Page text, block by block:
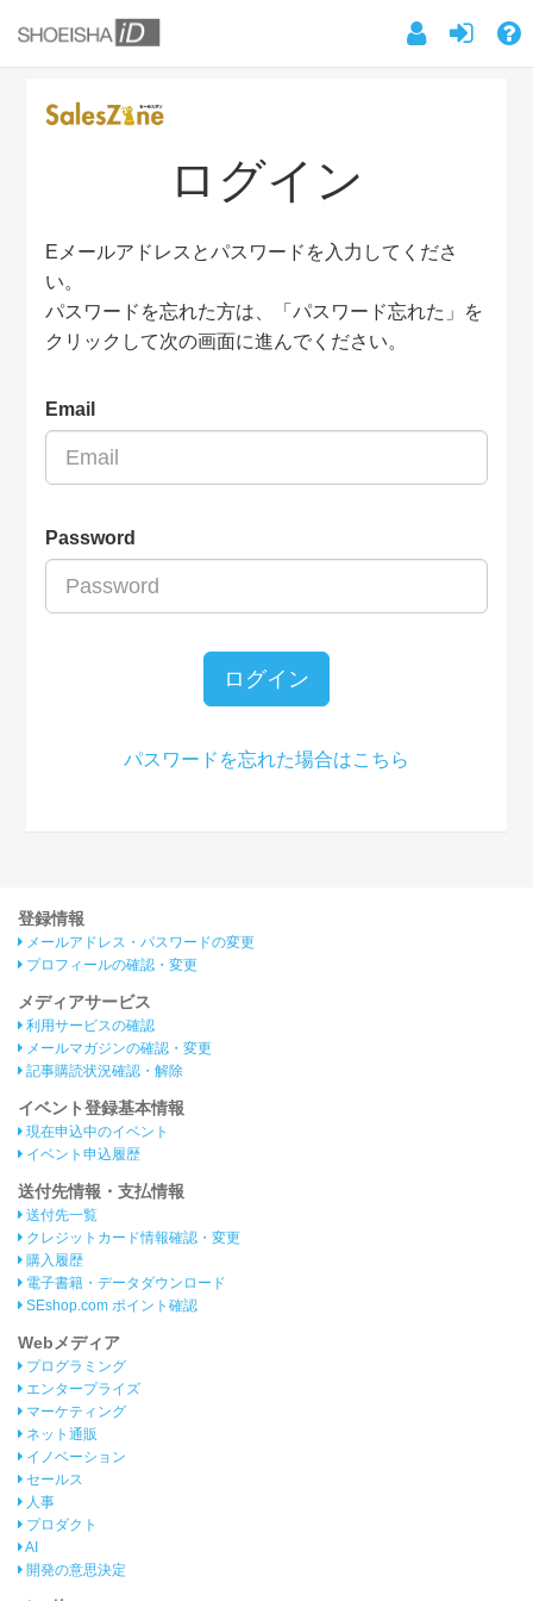
ログイン
Eメールアドレスとパスワードを入力してくださ
い。
パスワードを忘れた方は、「パスワード忘れた」を
クリックして次の画面に進んでください。
Email
Password
ログイン
パスワードを忘れた場合はこちら
登録情報
メールアドレス・パスワードの変更
プロフィールの確認・変更
メディアサービス
利用サービスの確認
メールマガジンの確認・変更
記事購読状況確認・解除
イベント登録基本情報
現在申込中のイベント
イベント申込履歴
送付先情報・支払情報
送付先一覧
クレジットカード情報確認・変更
購入履歴
電子書籍・データダウンロード
SEshop.com ポイント確認
Webメディア
プログラミング
エンタープライズ
マーケティング
ネット通販
イノベーション
セールス
人事
プロダクト
AI
開発の意思決定